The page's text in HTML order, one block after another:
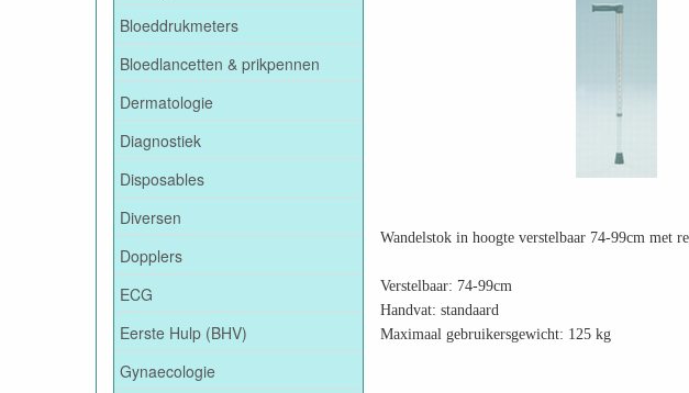
Bloeddrukmeters
Bloedlancetten & prikpennen
Dermatologie
Diagnostiek
Disposables
Diversen
Dopplers
ECG
Eerste Hulp (BHV)
Gynaecologie
Wandelstok in hoogte verstelbaar 74-99cm met
Verstelbaar: 74-99cm
Handvat: standaard
Maximaal gebruikersgewicht: 125 kg